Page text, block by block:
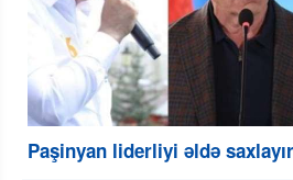
Paşinyan liderliyi əldə saxlayır